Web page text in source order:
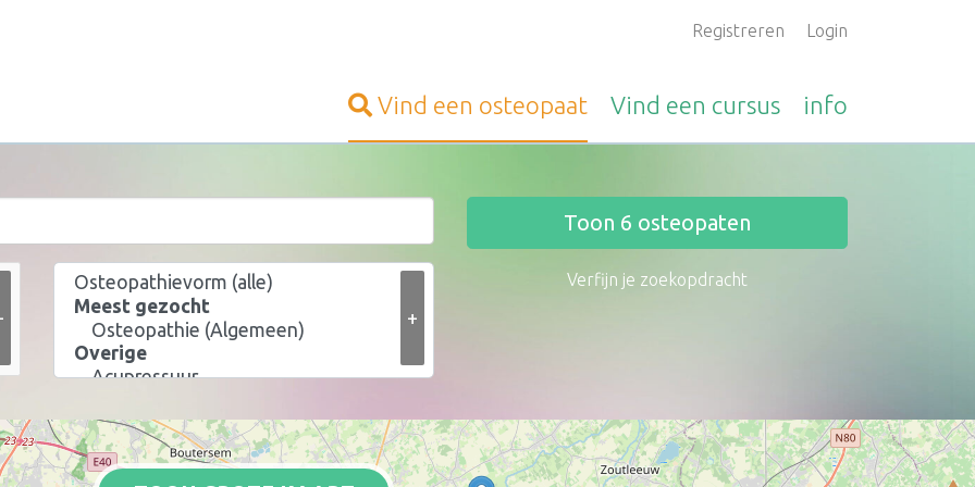
Registreren Login
Vind een osteopaat Vind een cursus info
+
Toon 6 osteopaten
Verfijn je zoekopdracht